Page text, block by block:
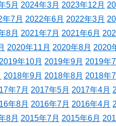
5月 2024年3月 2023年12月
年7月 2022年6月 2022年3月
8月 2021年7月 2021年6月
2020年11月 2020年8月 2020
2019年10月 2019年9月 2019年7
2018年9月 2018年8月 2018年7
年7月 2017年5月 2017年4月
年8月 2016年7月 2016年4月
8月 2015年7月 2015年6月